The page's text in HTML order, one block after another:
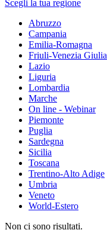
Scegli la tua regione
Abruzzo
Campania
Emilia-Romagna
Friuli-Venezia Giulia
Lazio
Liguria
Lombardia
Marche
On line - Webinar
Piemonte
Puglia
Sardegna
Sicilia
Toscana
Trentino-Alto Adige
Umbria
Veneto
World-Estero
Non ci sono risultati.